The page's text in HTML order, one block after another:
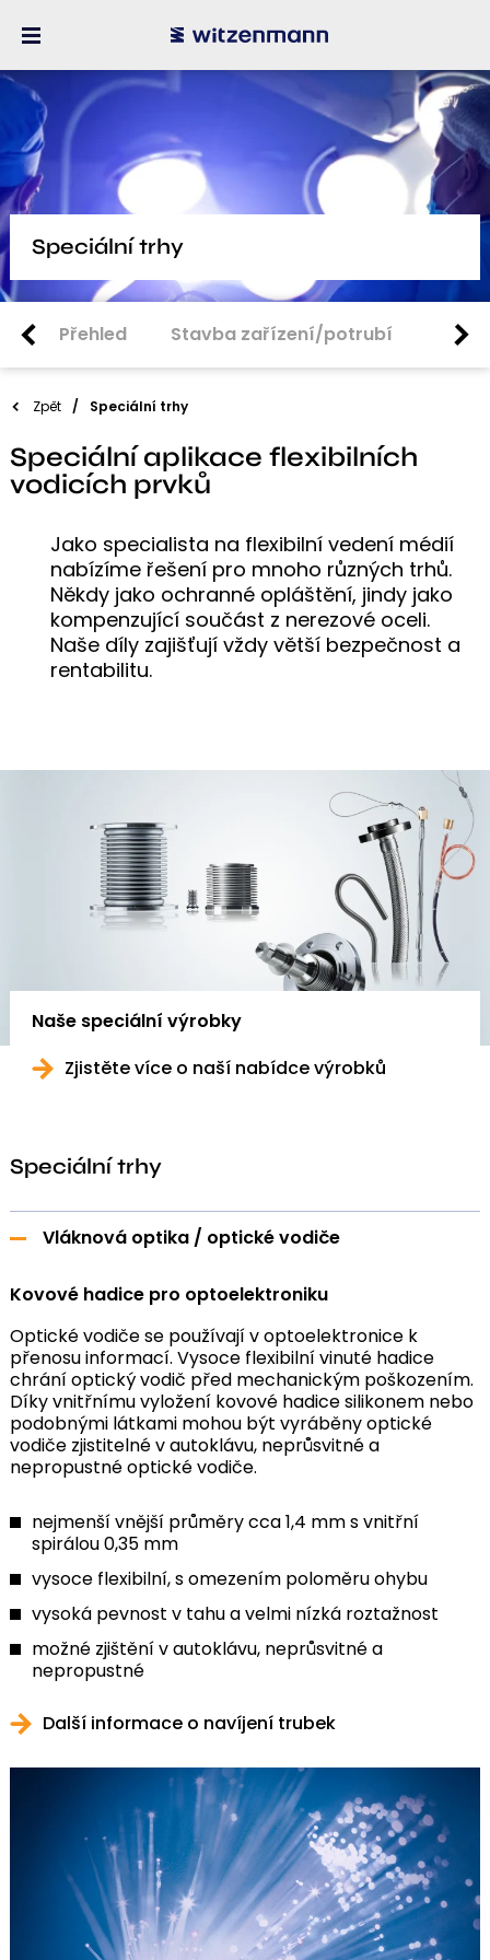
Speciální trhy
Přehled Stavba zařízení/potrubí
Zpět Speciální trhy
Speciální aplikace flexibilních
vodicích prvků
Jako specialista na flexibilní vedení médií
nabízíme řešení pro mnoho různých trhů.
Někdy jako ochranné opláštění, jindy jako
kompenzující součást z nerezové oceli.
Naše díly zajišťují vždy větší bezpečnost a
rentabilitu.
Naše speciální výrobky
Zjistěte více o naší nabídce výrobků
Speciální trhy
Vláknová optika / optické vodiče
Kovové hadice pro optoelektroniku
Optické vodiče se používají v optoelektronice k
přenosu informací. Vysoce flexibilní vinuté hadice
chrání optický vodič před mechanickým poškozením.
Díky vnitřnímu vyložení kovové hadice silikonem nebo
podobnými látkami mohou být vyráběny optické
vodiče zjistitelné v autoklávu, neprůsvitné a
nepropustné optické vodiče.
nejmenší vnější průměry cca 1,4 mm s vnitřní
spirálou 0,35 mm
vysoce flexibilní, s omezením poloměru ohybu
vysoká pevnost v tahu a velmi nízká roztažnost
možné zjištění v autoklávu, neprůsvitné a
nepropustné
Další informace o navíjení trubek